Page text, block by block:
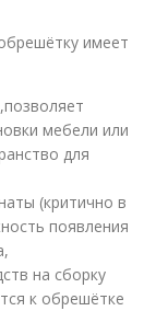
имеет
мебели или
для
(критично в
появления
на сборку
к обрешётке